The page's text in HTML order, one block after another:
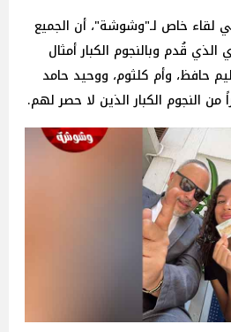
لقاء خاص لـ"وشوشة"، أن الجميع
قُدم وبالنجوم الكبار أمثال
حافظ، وأم كلثوم، ووحيد حامد
من النجوم الكبار الذين لا حصر لهم.